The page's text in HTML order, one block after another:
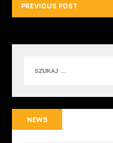
PREVIOUS POST
NEWS